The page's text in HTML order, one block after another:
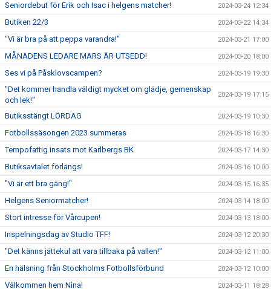
Seniordebut för Erik och Isac i helgens matcher! 2024-03-24 12:34
Butiken 22/3 2024-03-22 14:34
"Vi är bra på att peppa varandra!" 2024-03-21 17:00
MÅNADENS LEDARE MARS ÄR UTSEDD! 2024-03-20 18:00
Ses vi på Påsklovscampen? 2024-03-19 19:30
"Det kommer handla väldigt mycket om glädje, gemenskap
och lek!"
2024-03-19 17:15
Butiksstängt LÖRDAG 2024-03-19 10:30
Fotbollssäsongen 2023 summeras 2024-03-18 16:30
Tempofattig insats mot Karlbergs BK 2024-03-17 14:30
Butiksavtalet förlängs! 2024-03-16 10:00
"Vi är ett bra gäng!" 2024-03-15 16:35
Helgens Seniormatcher! 2024-03-14 18:00
Stort intresse för Vårcupen! 2024-03-13 18:00
Inspelningsdag av Studio TFF! 2024-03-12 20:30
"Det känns jättekul att vara tillbaka på vallen!" 2024-03-12 11:00
En hälsning från Stockholms Fotbollsförbund 2024-03-12 10:00
Välkommen hem Nina! 2024-03-11 18:28